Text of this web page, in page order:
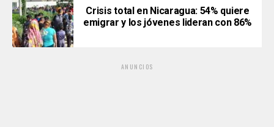
Crisis total en Nicaragua: 54% quiere
emigrar y los jóvenes lideran con 86%
ANUNCIOS